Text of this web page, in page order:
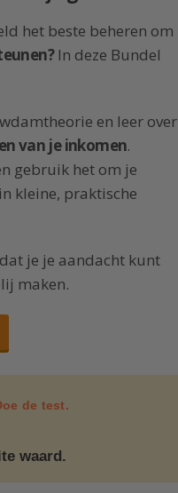
het beste beheren om
In deze Bundel
en leer over
van je inkomen.
gebruik het om je
kleine, praktische
je je aandacht kunt
maken.
de test.
waard.